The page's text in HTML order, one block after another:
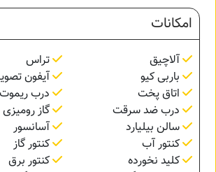
امکانات
آلاچیق
تراس
باربی کیو
آیفون
اتاق پخت
درب
درب ضد سرقت
گاز رومیزی
سالن بیلیارد
آسانسور
کنتور آب
کنتور گاز
کلید نخورده
کنتور برق